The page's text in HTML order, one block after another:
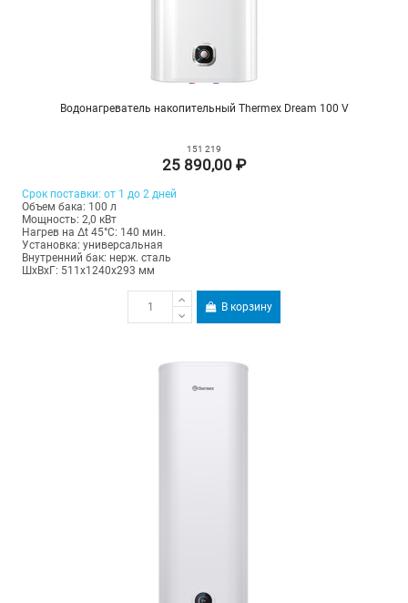
Водонагреватель накопительный Thermex Dream 100 V
151 219
25 890,00 ₽
Срок поставки: от 1 до 2 дней
Объем бака: 100 л
Мощность: 2,0 кВт
Нагрев на Δt 45°С: 140 мин.
Установка: универсальная
Внутренний бак: нерж. сталь
ШхВхГ: 511х1240х293 мм
В корзину